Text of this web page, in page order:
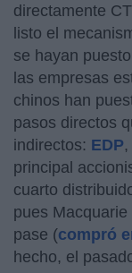
directamente
listo el
se hayan
las empresas
chinos han
pasos directos
indirectos: EDP
principal
cuarto
pues
pase (compró
hecho, el